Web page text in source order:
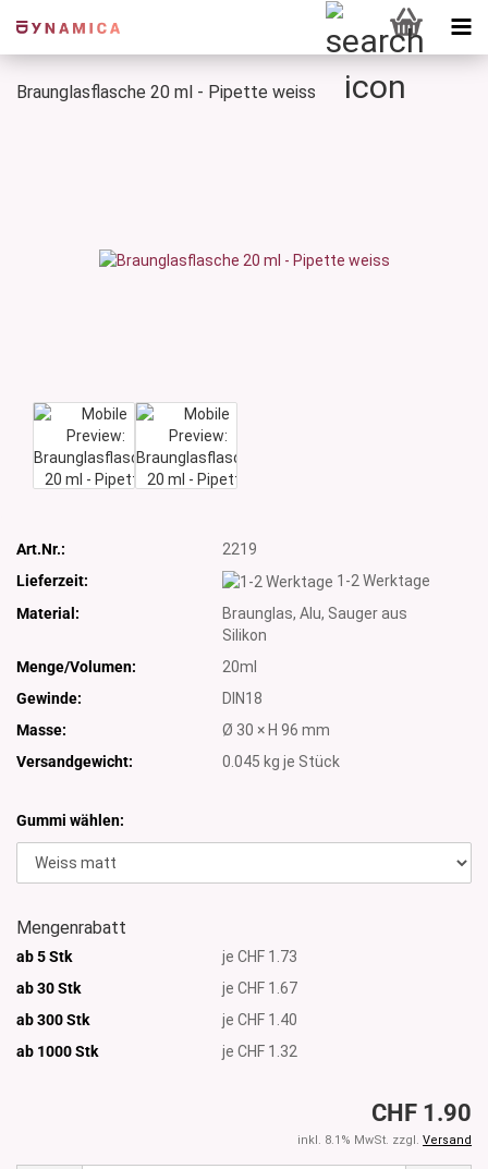
Braunglasflasche 20 ml - Pipette weiss
Art.Nr.:
2219
Lieferzeit:
1-2 Werktage
Material:
Braunglas, Alu, Sauger aus
Silikon
Menge/Volumen:
20ml
Gewinde:
DIN18
Masse:
Ø 30 × H 96 mm
Versandgewicht:
0.045 kg je Stück
Gummi wählen:
Mengenrabatt
ab 5 Stk
je CHF 1.73
ab 30 Stk
je CHF 1.67
ab 300 Stk
je CHF 1.40
ab 1000Stk je CHF 1.32
CHF 1.90
inkl. 8.1% MwSt. zzgl. Versand